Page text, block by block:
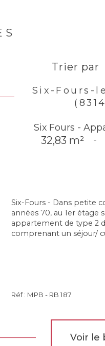
Trier par
Six-Fours-
Six Fours -
32,83 m² -
Six-Fours - Dans petite
années 70, au 1er étage
appartement de type 2
comprenant un séjour/
Réf : MPB - RB 187
Voir le